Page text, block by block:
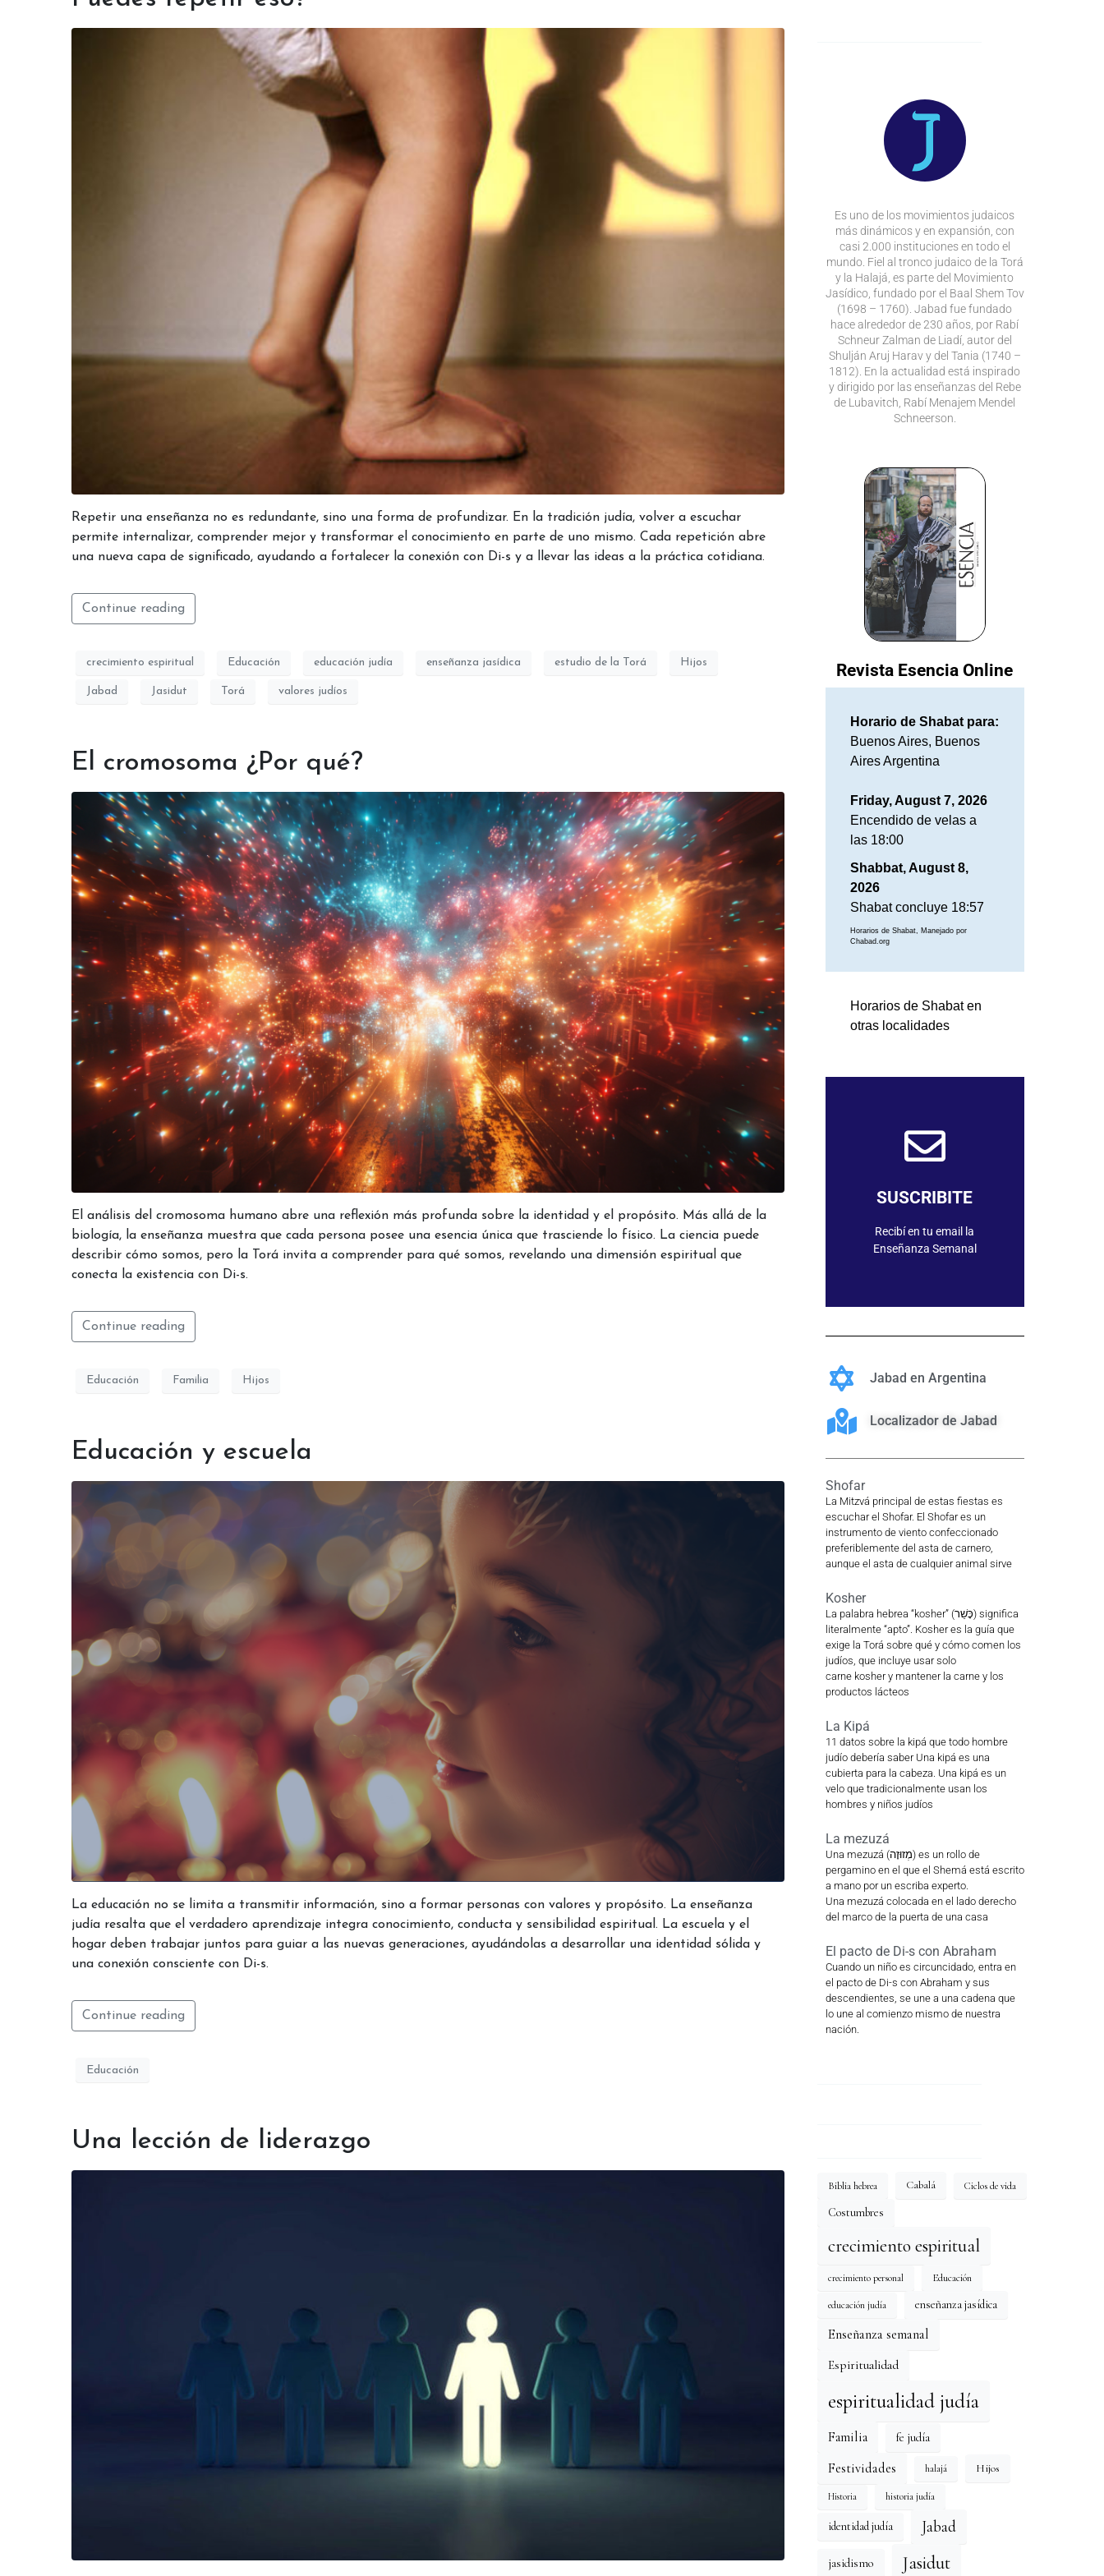
Repetir una enseñanza no es redundante, sino una forma de profundizar. En la tradición judía, volver a escuchar
permite internalizar, comprender mejor y transformar el conocimiento en parte de uno mismo. Cada repetición abre
una nueva capa de significado, ayudando a fortalecer la conexión con Di-s y a llevar las ideas a la práctica cotidiana.
Continue reading
crecimiento espiritual Educación educación judía enseñanza jasídica estudio de la Torá Hijos
Jabad Jasidut Torá valores judíos
El cromosoma ¿Por qué?
El análisis del cromosoma humano abre una reflexión más profunda sobre la identidad y el propósito. Más allá de la
biología, la enseñanza muestra que cada persona posee una esencia única que trasciende lo físico. La ciencia puede
describir cómo somos, pero la Torá invita a comprender para qué somos, revelando una dimensión espiritual que
conecta la existencia con Di-s.
Continue reading
Educación Familia Hijos
Educación y escuela
La educación no se limita a transmitir información, sino a formar personas con valores y propósito. La enseñanza
judía resalta que el verdadero aprendizaje integra conocimiento, conducta y sensibilidad espiritual. La escuela y el
hogar deben trabajar juntos para guiar a las nuevas generaciones, ayudándolas a desarrollar una identidad sólida y
una conexión consciente con Di-s.
Continue reading
Educación
Una lección de liderazgo
Es uno de los movimientos judaicos
más dinámicos y en expansión, con
casi 2.000 instituciones en todo el
mundo. Fiel al tronco judaico de la Torá
y la Halajá, es parte del Movimiento
Jasídico, fundado por el Baal Shem Tov
(1698 – 1760). Jabad fue fundado
hace alrededor de 230 años, por Rabí
Schneur Zalman de Liadí, autor del
Shulján Aruj Harav y del Tania (1740 –
1812). En la actualidad está inspirado
y dirigido por las enseñanzas del Rebe
de Lubavitch, Rabí Menajem Mendel
Schneerson.
Revista Esencia Online
Horario de Shabat para:
Buenos Aires, Buenos
Aires Argentina
Friday, August 7, 2026
Encendido de velas a
las 18:00
Shabbat, August 8,
2026
Shabat concluye 18:57
Horarios de Shabat, Manejado por
Chabad.org
Horarios de Shabat en
otras localidades
SUSCRIBITE
Recibí en tu email la
Enseñanza Semanal
SUSCRIBIRME
Jabad en Argentina
Localizador de Jabad
Shofar
La Mitzvá principal de estas fiestas es
escuchar el Shofar. El Shofar es un
instrumento de viento confeccionado
preferiblemente del asta de carnero,
aunque el asta de cualquier animal sirve
Kosher
La palabra hebrea “kosher” (כָּשֵׁר) significa
literalmente “apto”. Kosher es la guía que
exige la Torá sobre qué y cómo comen los
judíos, que incluye usar solo
carne kosher y mantener la carne y los
productos lácteos
La Kipá
11 datos sobre la kipá que todo hombre
judío debería saber Una kipá es una
cubierta para la cabeza. Una kipá es un
velo que tradicionalmente usan los
hombres y niños judíos
La mezuzá
Una mezuzá (מְזוּזָה) es un rollo de
pergamino en el que el Shemá está escrito
a mano por un escriba experto.
Una mezuzá colocada en el lado derecho
del marco de la puerta de una casa
El pacto de Di-s con Abraham
Cuando un niño es circuncidado, entra en
el pacto de Di-s con Abraham y sus
descendientes, se une a una cadena que
lo une al comienzo mismo de nuestra
nación.
Biblia hebrea Cabalá Ciclos de vida
Costumbres
crecimiento espiritual
crecimiento personal Educación
educación judía enseñanza jasídica
Enseñanza semanal
Espiritualidad
espiritualidad judía
Familia fe judía
Festividades halajá Hijos
Historia historia judía
identidad judía Jabad
jasidismo Jasidut